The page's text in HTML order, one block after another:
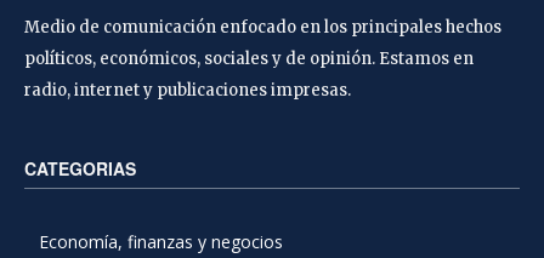
Medio de comunicación enfocado en los principales hechos
políticos, económicos, sociales y de opinión. Estamos en
radio, internet y publicaciones impresas.
CATEGORIAS
Economía, finanzas y negocios